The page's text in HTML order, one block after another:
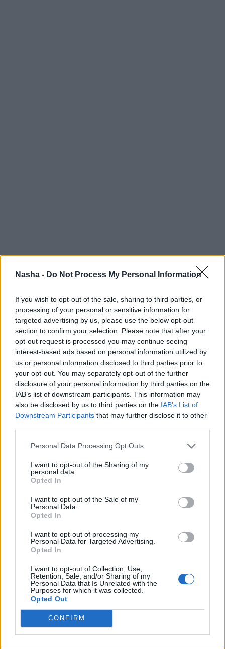
Nasha - Do Not Process My Personal Information
If you wish to opt-out of the sale, sharing to third parties, or
processing of your personal or sensitive information for
targeted advertising by us, please use the below opt-out
section to confirm your selection. Please note that after your
opt-out request is processed you may continue seeing
interest-based ads based on personal information utilized by
us or personal information disclosed to third parties prior to
your opt-out. You may separately opt-out of the further
disclosure of your personal information by third parties on the
IAB’s list of downstream participants. This information may
also be disclosed by us to third parties on the IAB’s List of
Downstream Participants that may further disclose it to other
Personal Data Processing Opt Outs
I want to opt-out of the Sharing of my
personal data.
Opted In
I want to opt-out of the Sale of my
Personal Data.
Opted In
I want to opt-out of processing my
Personal Data for Targeted Advertising.
Opted In
I want to opt-out of Collection, Use,
Retention, Sale, and/or Sharing of my
Personal Data that Is Unrelated with the
Purposes for which it was collected.
Opted Out
CONFIRM
САМЫЕ ЧИТАЕМЫЕ
«А так можно было? Я аж растерялась».
Необычный счёт в ресторане Akropole
Rīga вызвал бурное обсуждение
лучше не спорить: они всегда найдут
Инесе Супе: Я не могу забыть эту
картину… Я больше не хочу посещать
похороны своего друга
«Впервые вижу такое». Покупатели в
восторге от замеченного в магазине
нововведения
«Чтопроисходит!?» Клиенты
«Swedbank» массово сообщают о
проблемах с интернет-банком
Читать другие новости